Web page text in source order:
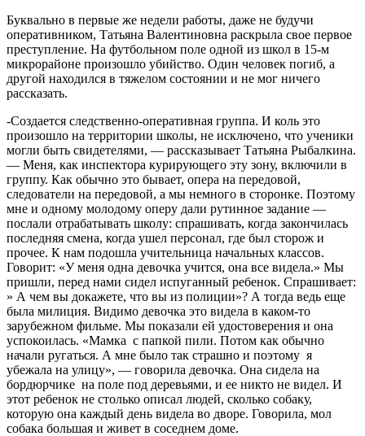
Буквально в первые же недели работы, даже не будучи
оперативником, Татьяна Валентиновна раскрыла свое первое
преступление. На футбольном поле одной из школ в 15-м
микрорайоне произошло убийство. Один человек погиб, а
другой находился в тяжелом состоянии и не мог ничего
рассказать.
-Создается следственно-оперативная группа. И коль это
произошло на территории школы, не исключено, что ученики
могли быть свидетелями, — рассказывает Татьяна Рыбалкина.
— Меня, как инспектора курирующего эту зону, включили в
группу. Как обычно это бывает, опера на передовой,
следователи на передовой, а мы немного в сторонке. Поэтому
мне и одному молодому оперу дали рутинное задание —
послали отрабатывать школу: спрашивать, когда закончилась
последняя смена, когда ушел персонал, где был сторож и
прочее. К нам подошла учительница начальных классов.
Говорит: «У меня одна девочка учится, она все видела.» Мы
пришли, перед нами сидел испуганный ребенок. Спрашивает:
» А чем вы докажете, что вы из полиции»? А тогда ведь еще
была милиция. Видимо девочка это видела в каком-то
зарубежном фильме. Мы показали ей удостоверения и она
успокоилась. «Мамка с папкой пили. Потом как обычно
начали ругаться. А мне было так страшно и поэтому я
убежала на улицу», — говорила девочка. Она сидела на
бордюрчике на поле под деревьями, и ее никто не видел. И
этот ребенок не столько описал людей, сколько собаку,
которую она каждый день видела во дворе. Говорила, мол
собака большая и живет в соседнем доме.